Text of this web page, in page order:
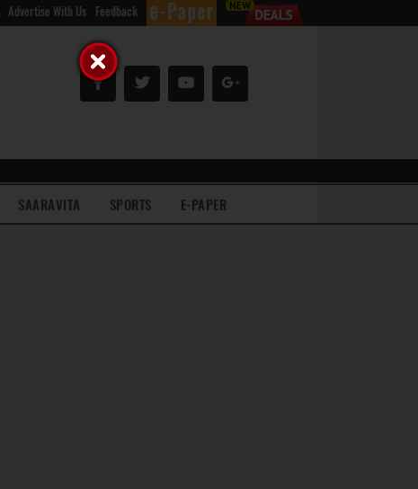
Advertise With Us Feedback
SAARAVITA SPORTS E-PAPER